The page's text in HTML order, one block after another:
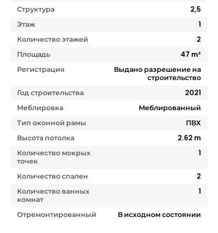
Структура
2,5
Этаж
1
Количество этажей
2
Площадь
47 m²
Регистрация
Выдано разрешение на
строительство
Год строительства
2021
Меблировка
Меблированный
Тип оконной рамы
ПВХ
Высота потолка
2.62 m
Количество мокрых
точек
1
Количество спален
2
Количество ванных
комнат
1
Отремонтированный В исходном состоянии